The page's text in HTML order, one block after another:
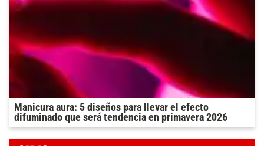
Manicura aura: 5 diseños para llevar el efecto
difuminado que será tendencia en primavera 2026